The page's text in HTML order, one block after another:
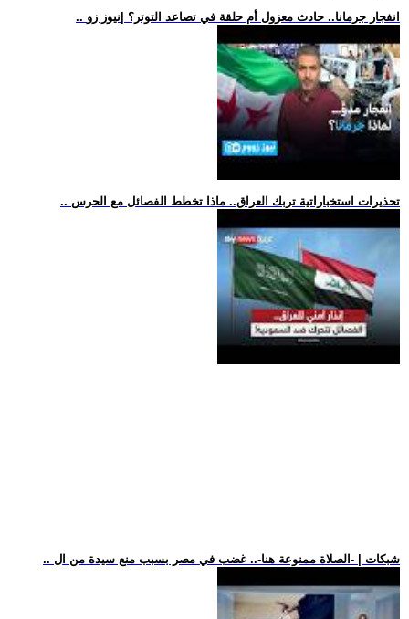
.. انفجار جرمانا.. حادث معزول أم حلقة في تصاعد التوتر؟ |نيوز زو
.. تحذيرات استخباراتية تربك العراق.. ماذا تخطط الفصائل مع الحرس
.. شبكات | -الصلاة ممنوعة هنا-.. غضب في مصر بسبب منع سيدة من ال